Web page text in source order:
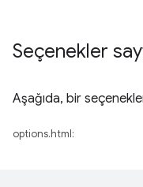
Seçenekler
Aşağıda, bir
options.html: